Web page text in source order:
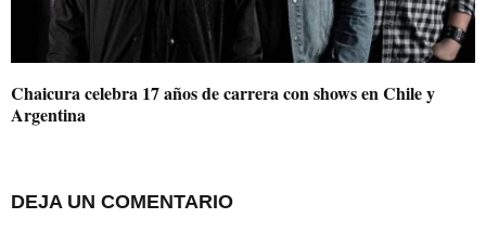
Chaicura celebra 17 años de carrera con shows en Chile y
Argentina
DEJA UN COMENTARIO